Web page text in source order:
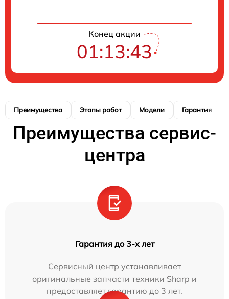
Конец акции
01:13:42
Преимущества Этапы работ Модели Гарантия
Преимущества сервис-
центра
Гарантия до 3-х лет
Сервисный центр устанавливает
оригинальные запчасти техники Sharp и
предоставляет гарантию до 3 лет.